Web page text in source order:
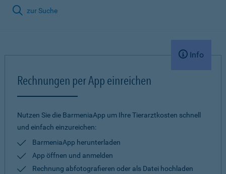
zur Suche
Info
Rechnungen per App einreichen
Nutzen Sie die BarmeniaApp um Ihre Tierarztkosten schnell
und einfach einzureichen:
BarmeniaApp herunterladen
App öffnen und anmelden
Rechnung abfotografieren oder als Datei hochladen